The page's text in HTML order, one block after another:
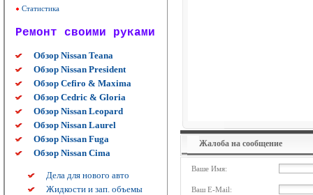
Статистика
Ремонт своими руками
Обзор Nissan Teana
Обзор Nissan President
Обзор Cefiro & Maxima
Обзор Cedric & Gloria
Обзор Nissan Leopard
Обзор Nissan Laurel
Обзор Nissan Fuga
Обзор Nissan Cima
Дела для нового авто
Жидкости и зап. объемы
Жалоба на сообщение
Ваше Имя:
Ваш E-Mail: